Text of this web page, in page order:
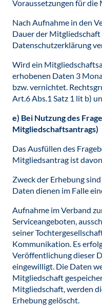
Voraussetzungen für
Nach Aufnahme in den
Dauer der
Datenschutzerklärung
Wird ein
erhobenen Daten 3
bzw. vernichtet.
Art.6 Abs.1 Satz 1 lit b)
e) Bei Nutzung des
Mitgliedschaftsantrags)
Das Ausfüllen des
Mitgliedsantrag ist
Zweck der Erhebung
Daten dienen im Falle
Aufnahme im Verband
Serviceangeboten,
seiner
Kommunikation. Es
Veröffentlichung dieser
eingewilligt. Die Daten
Mitgliedschaft
Mitgliedschaft, werden
Erhebung gelöscht.